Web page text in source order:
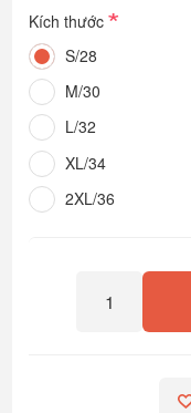
Kích thước*
S/28
M/30
L/32
XL/34
2XL/36